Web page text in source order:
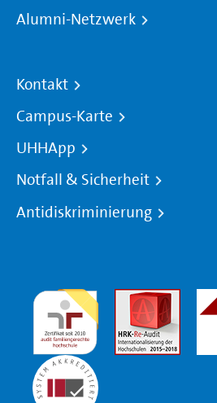
Alumni-Netzwerk
Kontakt
Campus-Karte
UHHApp
Notfall & Sicherheit
Antidiskriminierung